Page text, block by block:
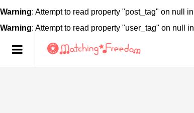
Warning: Attempt to read property "post_tag" on null in
Warning: Attempt to read property "user_tag" on null in